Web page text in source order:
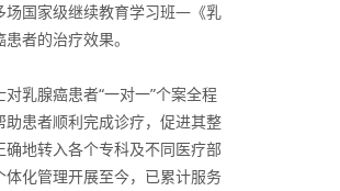
场国家级继续教育学习班—《乳
者的治疗效果。
乳腺癌患者“一对一”个案全程
患者顺利完成诊疗，促进其整
地转入各个专科及不同医疗部
化管理开展至今，已累计服务